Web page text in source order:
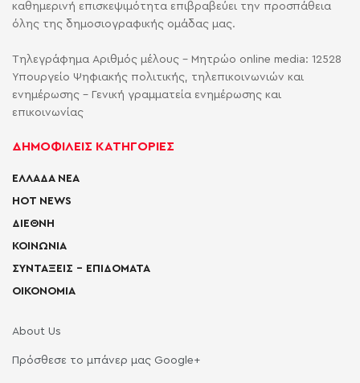
καθημερινή επισκεψιμότητα επιβραβεύει την προσπάθεια
όλης της δημοσιογραφικής ομάδας μας.
Τηλεγράφημα Αριθμός μέλους - Μητρώο online media: 12528
Υπουργείο Ψηφιακής πολιτικής, τηλεπικοινωνιών και
ενημέρωσης - Γενική γραμματεία ενημέρωσης και
επικοινωνίας
ΔΗΜΟΦΙΛΕΙΣ ΚΑΤΗΓΟΡΙΕΣ
ΕΛΛΑΔΑ ΝΕΑ
HOT NEWS
ΔΙΕΘΝΗ
ΚΟΙΝΩΝΙΑ
ΣΥΝΤΑΞΕΙΣ – ΕΠΙΔΟΜΑΤΑ
ΟΙΚΟΝΟΜΙΑ
About Us
Πρόσθεσε το μπάνερ μας Google+